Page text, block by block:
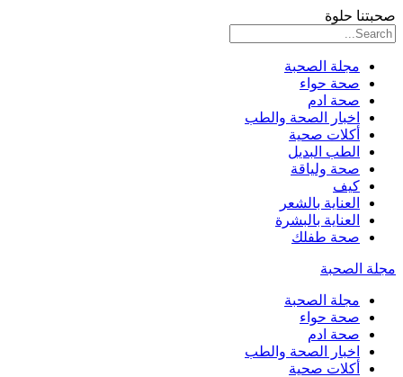
صحبتنا حلوة
مجلة الصحبة
صحة حواء
صحة ادم
اخبار الصحة والطب
أكلات صحية
الطب البديل
صحة ولياقة
كيف
العناية بالشعر
العناية بالبشرة
صحة طفلك
مجلة الصحبة
مجلة الصحبة
صحة حواء
صحة ادم
اخبار الصحة والطب
أكلات صحية